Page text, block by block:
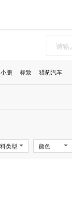
小鹏 标致 猎豹汽车
类型 颜色